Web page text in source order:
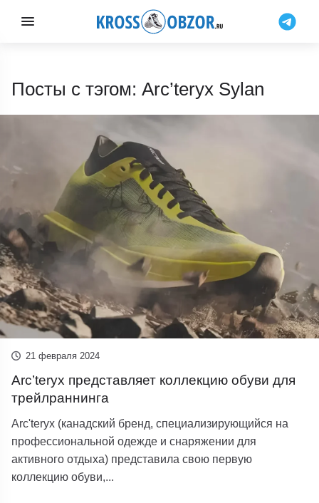
Посты с тэгом: Arc’teryx Sylan
21 февраля 2024
Arc’teryx представляет коллекцию обуви для
трейлраннинга
Arc'teryx (канадский бренд, специализирующийся на
профессиональной одежде и снаряжении для
активного отдыха) представила свою первую
коллекцию обуви,...